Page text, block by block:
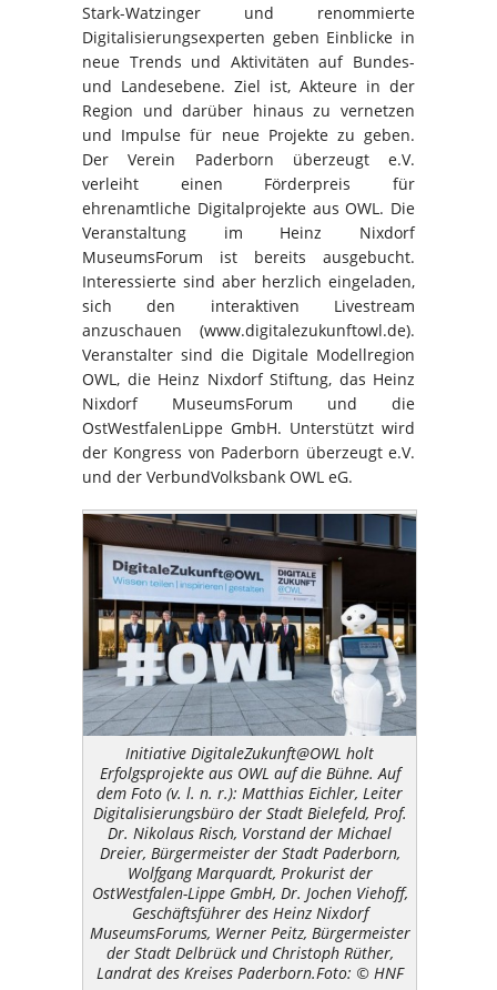
Stark-Watzinger und renommierte
Digitalisierungsexperten geben Einblicke in
neue Trends und Aktivitäten auf Bundes-
und Landesebene. Ziel ist, Akteure in der
Region und darüber hinaus zu vernetzen
und Impulse für neue Projekte zu geben.
Der Verein Paderborn überzeugt e.V.
verleiht einen Förderpreis für
ehrenamtliche Digitalprojekte aus OWL. Die
Veranstaltung im Heinz Nixdorf
MuseumsForum ist bereits ausgebucht.
Interessierte sind aber herzlich eingeladen,
sich den interaktiven Livestream
anzuschauen (www.digitalezukunftowl.de).
Veranstalter sind die Digitale Modellregion
OWL, die Heinz Nixdorf Stiftung, das Heinz
Nixdorf MuseumsForum und die
OstWestfalenLippe GmbH. Unterstützt wird
der Kongress von Paderborn überzeugt e.V.
und der VerbundVolksbank OWL eG.
Initiative DigitaleZukunft@OWL holt
Erfolgsprojekte aus OWL auf die Bühne. Auf
dem Foto (v. l. n. r.): Matthias Eichler, Leiter
Digitalisierungsbüro der Stadt Bielefeld, Prof.
Dr. Nikolaus Risch, Vorstand der Michael
Dreier, Bürgermeister der Stadt Paderborn,
Wolfgang Marquardt, Prokurist der
OstWestfalen-Lippe GmbH, Dr. Jochen Viehoff,
Geschäftsführer des Heinz Nixdorf
MuseumsForums, Werner Peitz, Bürgermeister
der Stadt Delbrück und Christoph Rüther,
Landrat des Kreises Paderborn.Foto: © HNF